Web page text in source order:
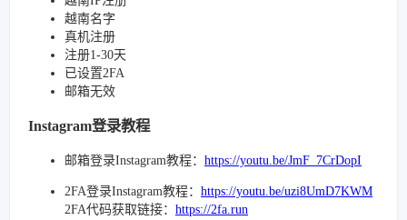
越南名字
真机注册
注册1-30天
已设置2FA
邮箱无效
Instagram登录教程
邮箱登录Instagram教程： https://youtu.be/JmF_7CrDopI
2FA登录Instagram教程： https://youtu.be/uzi8UmD7KWM
2FA代码获取链接： https://2fa.run